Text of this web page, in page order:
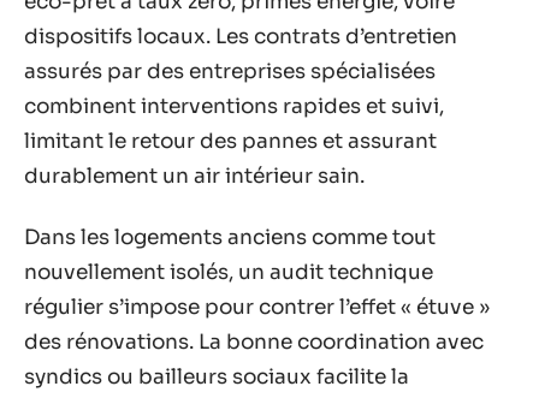
dispositifs locaux. Les contrats d’entretien
assurés par des entreprises spécialisées
combinent interventions rapides et suivi,
limitant le retour des pannes et assurant
durablement un air intérieur sain.
Dans les logements anciens comme tout
nouvellement isolés, un audit technique
régulier s’impose pour contrer l’effet « étuve »
des rénovations. La bonne coordination avec
syndics ou bailleurs sociaux facilite la